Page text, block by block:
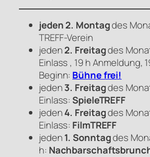
jeden 2. Montagdes
TREFF-Verein
jeden2. Freitagdes
Einlass , 19 h Anmeldung,
Beginn: Bühne frei!
jeden3. Freitagdes
Einlass:SpieleTREFF
jeden4. Freitagdes
Einlass: FilmTREFF
jeden1. Sonntagdes
h: